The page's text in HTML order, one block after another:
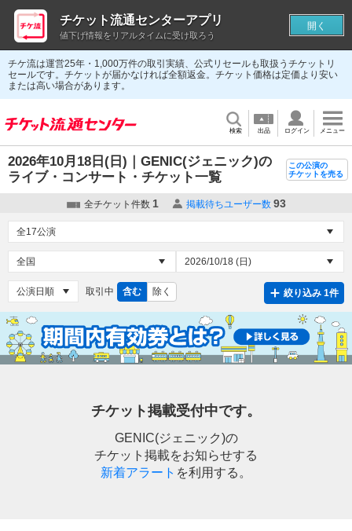
チケ流は運営25年・1,000万件の取引実績、公式リセールも取扱うチケットリ
セールです。チケットが届かなければ全額返金。チケット価格は定価より安い
または高い場合があります。
検索 出品 ログイン メニュー
2026年10月18日(日)｜GENIC(ジェニック)の
ライブ・コンサート・チケット一覧
この公演の
チケットを売る
全チケット件数 1 掲載待ちユーザー数 93
取引中 含む 除く 絞り込み 1件
チケット掲載受付中です。
GENIC(ジェニック)の
チケット掲載をお知らせする
新着アラート を利用する。
チケット流通センターアプリ
値下げ情報をリアルタイムに受け取ろう
開く